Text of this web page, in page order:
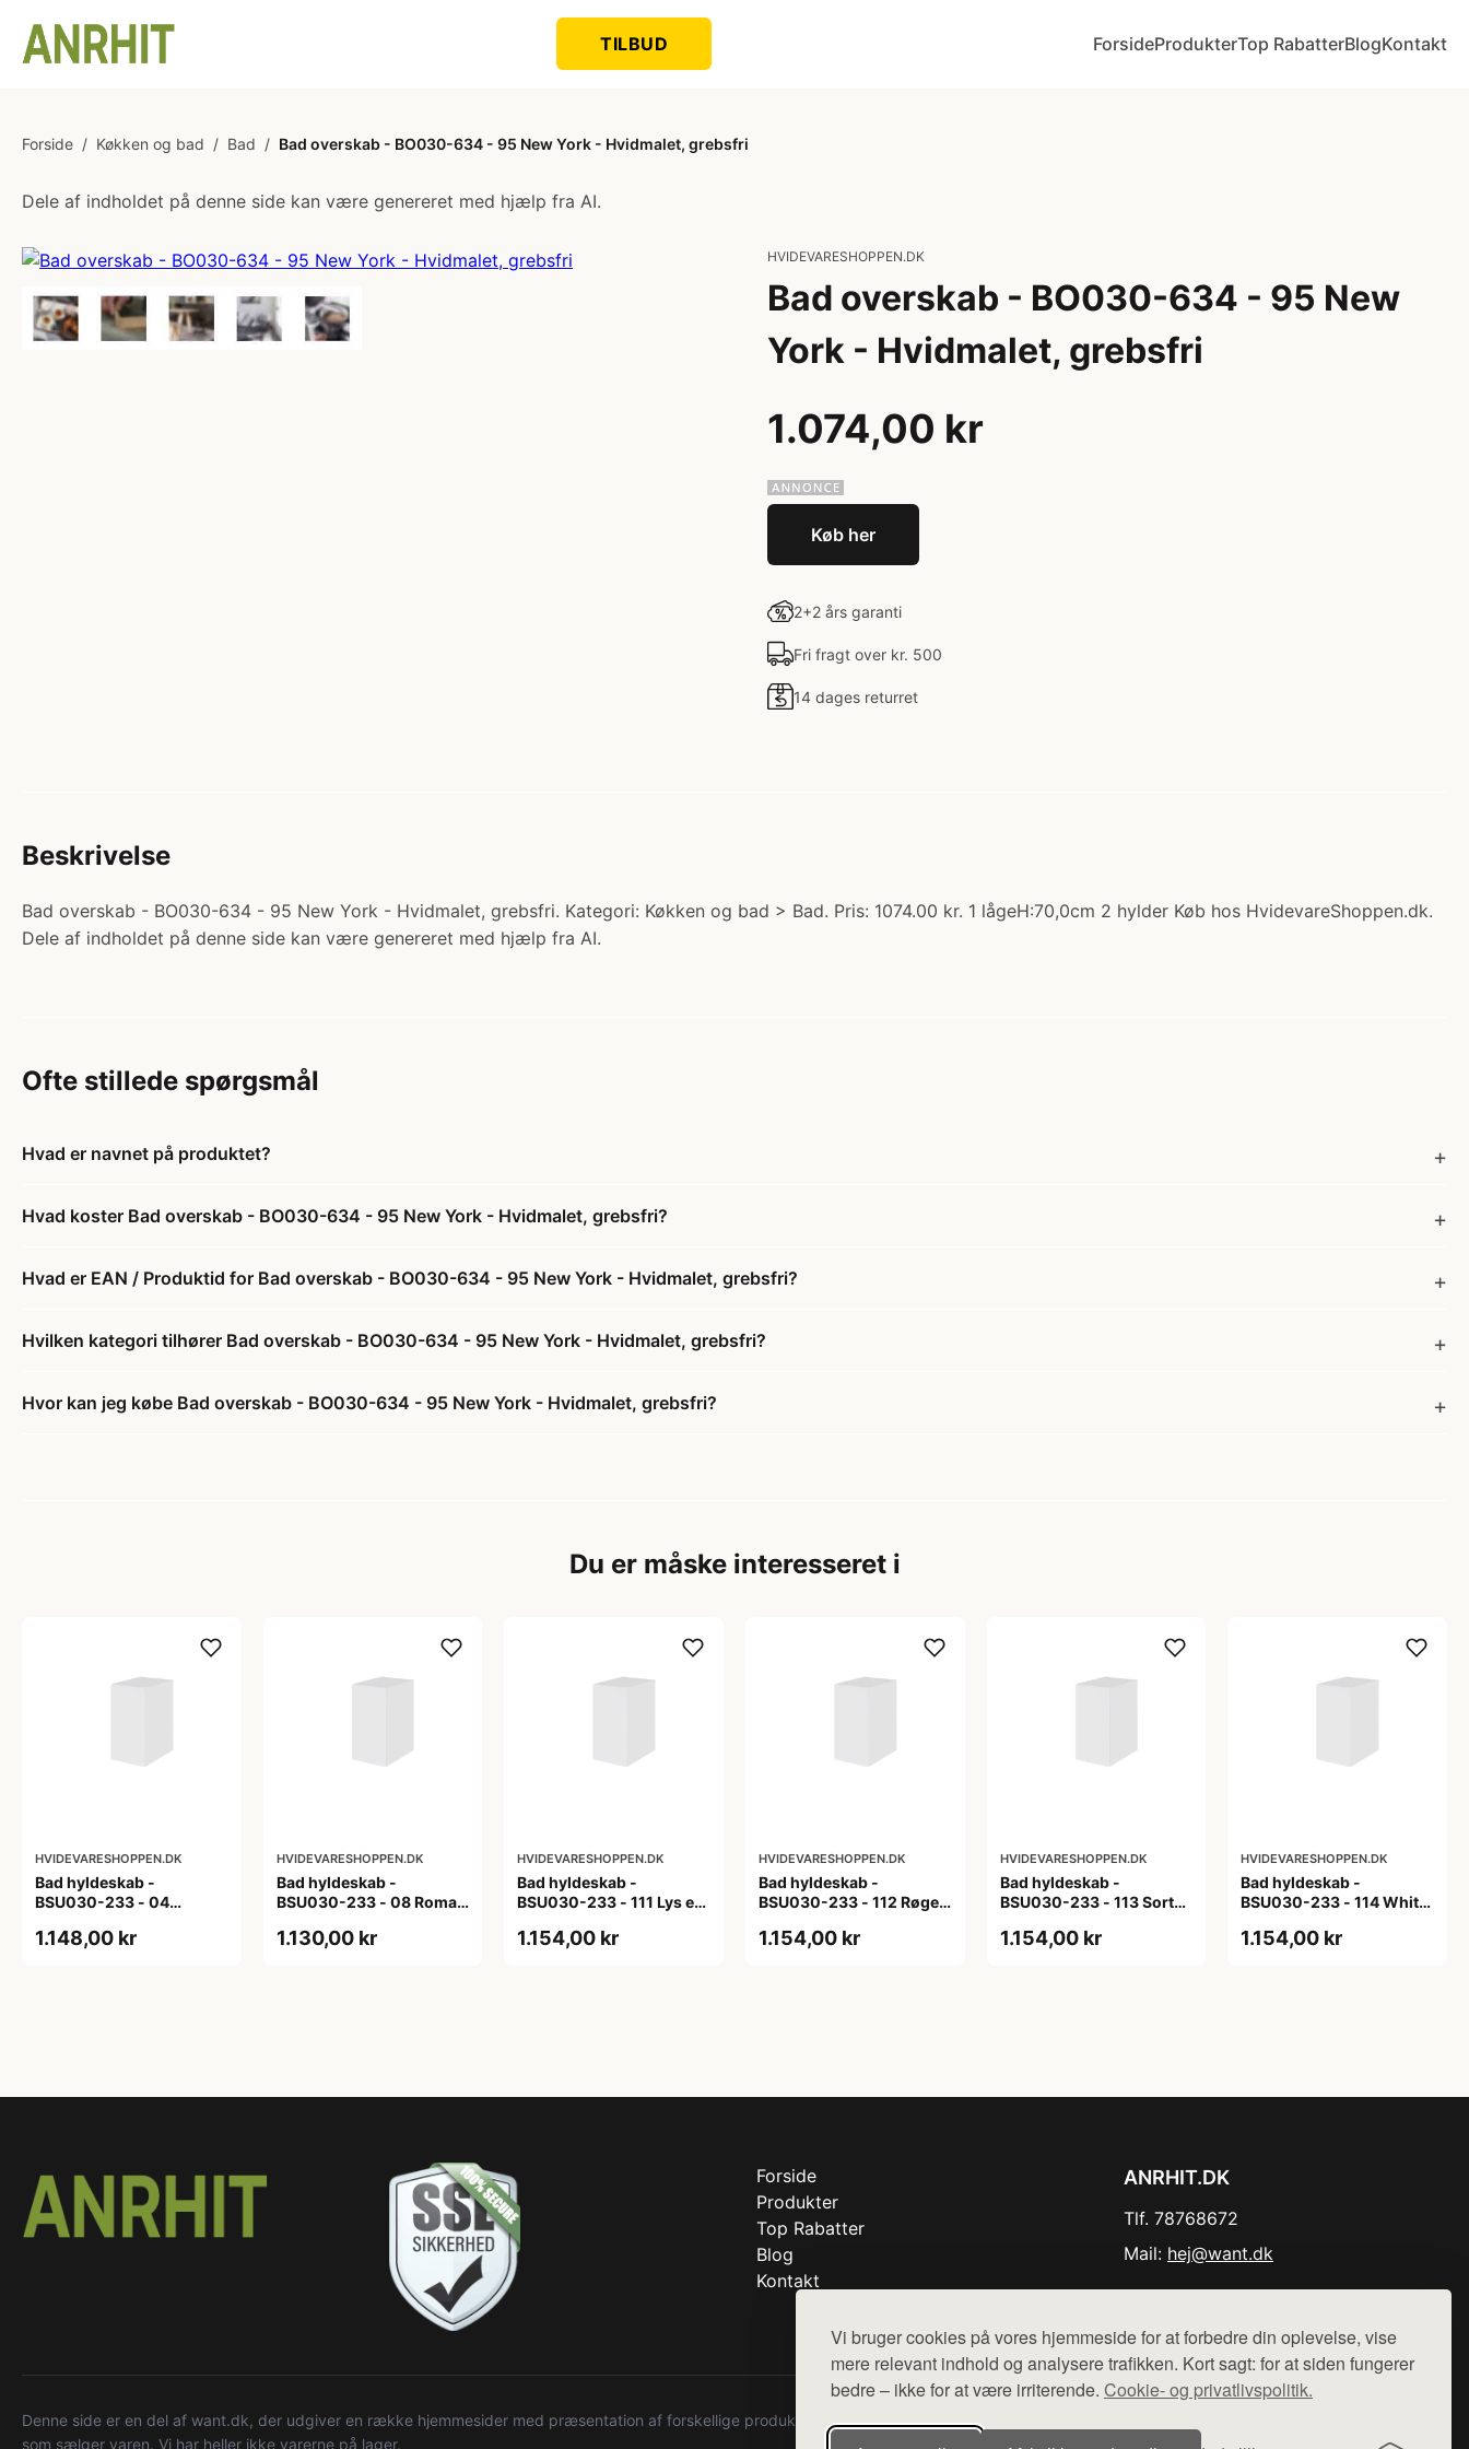
Vi bruger cookies på vores hjemmeside for at forbedre din oplevelse, vise
mere relevant indhold og analysere trafikken. Kort sagt: for at siden fungerer
bedre – ikke for at være irriterende. Cookie- og privatlivspolitik.
TILBUD ForsideProdukterTop RabatterBlogKontakt
Forside / Køkken og bad / Bad / Bad overskab - BO030-634 - 95 New York - Hvidmalet, grebsfri
Dele af indholdet på denne side kan være genereret med hjælp fra AI.
HVIDEVARESHOPPEN.DK
Bad overskab - BO030-634 - 95 New
York - Hvidmalet, grebsfri
1.074,00 kr
Køb her
2+2 års garanti
Fri fragt over kr. 500
14 dages returret
Beskrivelse
Bad overskab - BO030-634 - 95 New York - Hvidmalet, grebsfri. Kategori: Køkken og bad > Bad. Pris: 1074.00 kr. 1 lågeH:70,0cm 2 hylder Køb hos HvidevareShoppen.dk.
Dele af indholdet på denne side kan være genereret med hjælp fra AI.
Ofte stillede spørgsmål
Hvad er navnet på produktet?
Hvad koster Bad overskab - BO030-634 - 95 New York - Hvidmalet, grebsfri?
Hvad er EAN / Produktid for Bad overskab - BO030-634 - 95 New York - Hvidmalet, grebsfri?
Hvilken kategori tilhører Bad overskab - BO030-634 - 95 New York - Hvidmalet, grebsfri?
Hvor kan jeg købe Bad overskab - BO030-634 - 95 New York - Hvidmalet, grebsfri?
Du er måske interesseret i
HVIDEVARESHOPPEN.DK
Bad hyldeskab -
BSU030-233 - 04
1.148,00 kr
HVIDEVARESHOPPEN.DK
Bad hyldeskab -
BSU030-233 - 08 Roma -
1.130,00 kr
HVIDEVARESHOPPEN.DK
Bad hyldeskab -
BSU030-233 - 111 Lys eg
1.154,00 kr
HVIDEVARESHOPPEN.DK
Bad hyldeskab -
BSU030-233 - 112 Røget
1.154,00 kr
HVIDEVARESHOPPEN.DK
Bad hyldeskab -
BSU030-233 - 113 Sort
1.154,00 kr
HVIDEVARESHOPPEN.DK
Bad hyldeskab -
BSU030-233 - 114 White
ABS-kant
1.154,00 kr
Forside
Produkter
Top Rabatter
Blog
Kontakt
ANRHIT.DK
Tlf. 78768672
Mail: hej@want.dk
Denne side er en del af want.dk, der udgiver en række hjemmesider med præsentation af forskellige produkter fra diverse webshops. Der sælges ikke varer fra denne side - vi henviser til de shops,
som sælger varen. Vi har heller ikke varerne på lager.